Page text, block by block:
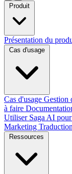
Présentation du
Cas d'usage Gestion
à faire
Utiliser Saga AI pour
Marketing Traduction